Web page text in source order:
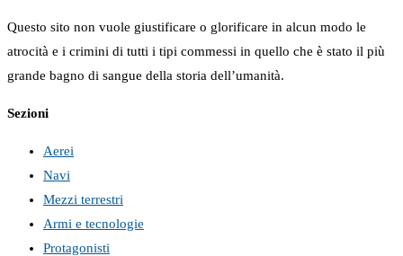
Questo sito non vuole giustificare o glorificare in alcun modo le
atrocità e i crimini di tutti i tipi commessi in quello che è stato il più
grande bagno di sangue della storia dell’umanità.
Sezioni
Aerei
Navi
Mezzi terrestri
Armi e tecnologie
Protagonisti